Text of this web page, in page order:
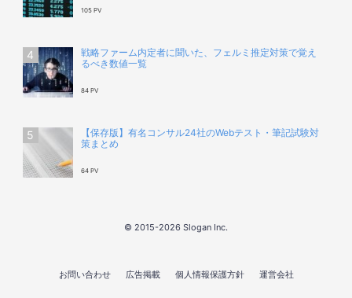
105 PV
戦略ファーム内定者に聞いた、フェルミ推定対策で覚え
るべき数値一覧
84 PV
【保存版】有名コンサル24社のWebテスト・筆記試験対
策まとめ
64 PV
© 2015-2026 Slogan Inc.
お問い合わせ 広告掲載 個人情報保護方針 運営会社